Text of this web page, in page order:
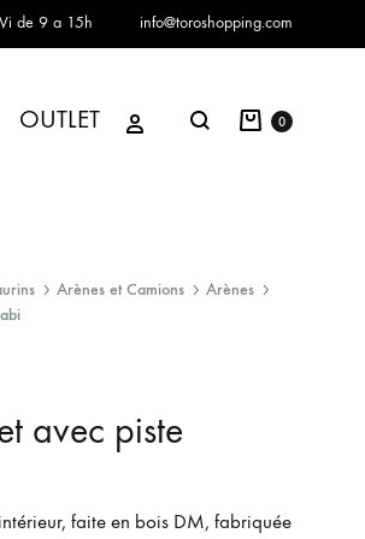
Vi de 9 a 15h info@toroshopping.com
OUTLET Se connecter
Chercher Panier
0
Arènes et Camions
Arènes
avec piste
faite en bois DM, fabriquée